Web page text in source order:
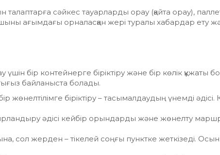
сәйкес тауарларды орау (қайта орау),
ағымдағы орналасқан жері туралы хабардар ету
бір контейнерге біріктіру және бір көлік құжаты
байланыста болады.
біріктіру – тасымалдаудың үнемді әдісі.
әдісі кейбір орындарды және жөнелту
сол жерден – тікелей соңғы пунктке жеткізеді.